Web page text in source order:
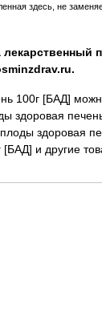
здесь, не
100г [БАД]
здоровая
здоровая
и другие